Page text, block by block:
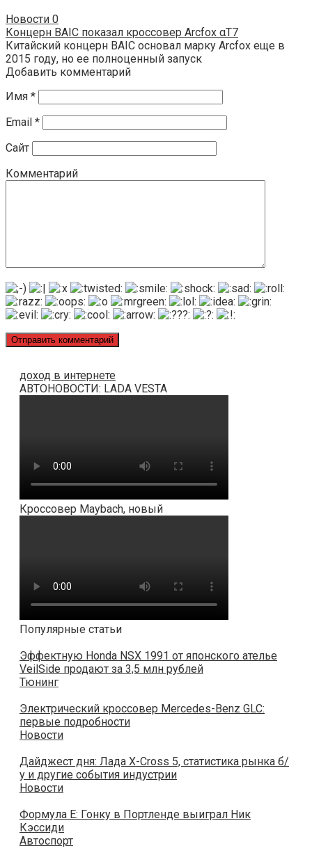
Новости 0
Концерн BAIC показал кроссовер Arcfox αT7
Китайский концерн BAIC основал марку Arcfox еще в
2015 году, но ее полноценный запуск
Добавить комментарий
Имя *
Email *
Сайт
Комментарий
доход в интернете
АВТОНОВОСТИ: LADA VESTA
Кроссовер Maybach, новый
Популярные статьи
Эффектную Honda NSX 1991 от японского ателье
VeilSide продают за 3,5 млн рублей
Тюнинг
Электрический кроссовер Mercedes-Benz GLC:
первые подробности
Новости
Дайджест дня: Лада X-Cross 5, статистика рынка б/
у и другие события индустрии
Новости
Формула E: Гонку в Портленде выиграл Ник
Кэссиди
Автоспорт